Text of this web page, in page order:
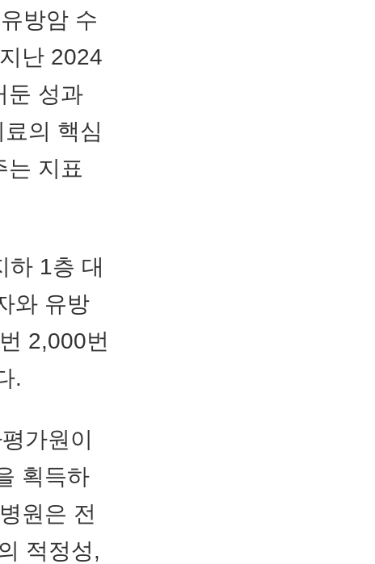
방암 수
난 2024
둔 성과
의 핵심
는 지표
하 1층 대
와 유방
2,000번
.
가원이
획득하
원은 전
적정성,